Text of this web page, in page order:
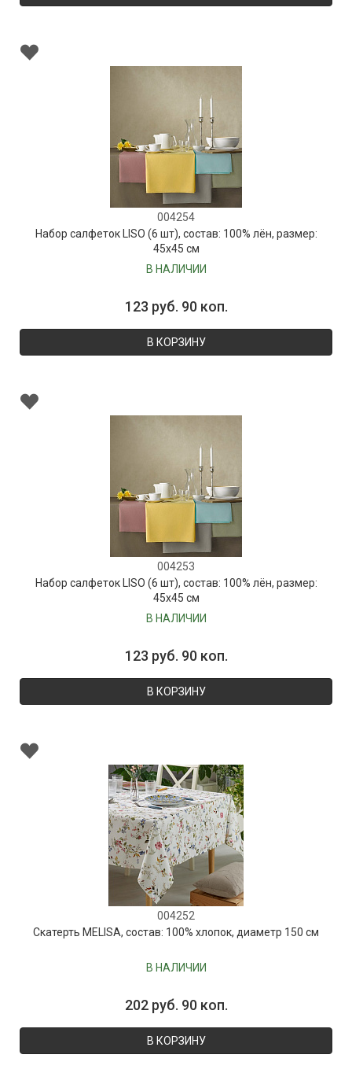
004254
Набор салфеток LISO (6 шт), состав: 100% лён, размер:
45х45 см
В НАЛИЧИИ
123 руб. 90 коп.
В КОРЗИНУ
004253
Набор салфеток LISO (6 шт), состав: 100% лён, размер:
45х45 см
В НАЛИЧИИ
123 руб. 90 коп.
В КОРЗИНУ
004252
Скатерть MELISA, состав: 100% хлопок, диаметр 150 см
В НАЛИЧИИ
202 руб. 90 коп.
В КОРЗИНУ